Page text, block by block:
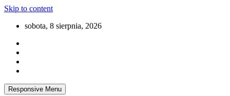
Skip to content
sobota, 8 sierpnia, 2026
Responsive Menu